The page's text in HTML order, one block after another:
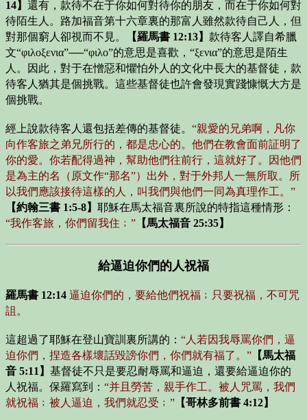
14】 還有，款待不在于你如何對待你的朋友，而在于你如何對
待陌生人。路加福音第十六章裏的那富人雖然款待自己人，但
對那個窮人卻視而不見。
【羅馬書 12:13】 款待客人譯自希臘
文“φιλοξενια”──“φιλο”的意思是喜歡，“ξενια”的意思是陌生
人。因此，對于在憎惡和懼怕外人的文化中長大的基督徒，款
待客人猶其是個挑戰。這些基督徒也許會發現實踐慷慨大方是
個挑戰。
經上說款待客人還包括差傳的基督徒。 “親愛的兄弟啊，凡你
向作客旅之弟兄所行的，都是忠心的。他們在教會面前証明了
你的愛。你若配得過神，幫助他們往前行，這就好了。因他們
是為主的名（原文作“那名”）出外，對于外邦人一無所取。所
以我們應該接待這樣的人，叫我們與他們一同為真理作工。”
【約翰三書 1:5-8】 耶穌在馬太福音裏所說的特指這種情形：
“我作客旅，你們留我住﹔” 【馬太福音 25:35】
給逼迫你們的人祝福
羅馬書 12:14 逼迫你們的，要給他們祝福﹔只要祝福，不可咒
詛。
這超過了耶穌在登山寶訓裏所講的： “人若因我辱罵你們，逼
迫你們，捏造各樣壞話毀謗你們，你們就有福了。” 【馬太福
音 5:11】 基督徒不只是要忍耐辱罵和逼迫，還要給逼迫你的
人祝福。保羅寫到： “并且勞苦，親手作工。被人咒罵，我們
就祝福﹔被人逼迫，我們就忍受﹔” 【哥林多前書 4:12】